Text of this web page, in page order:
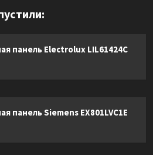
панель Electrolux LIL61424C
панель Siemens EX801LVC1E